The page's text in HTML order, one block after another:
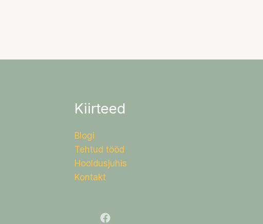
Kiirteed
Blogi
Tehtud tööd
Hooldusjuhis
Kontakt